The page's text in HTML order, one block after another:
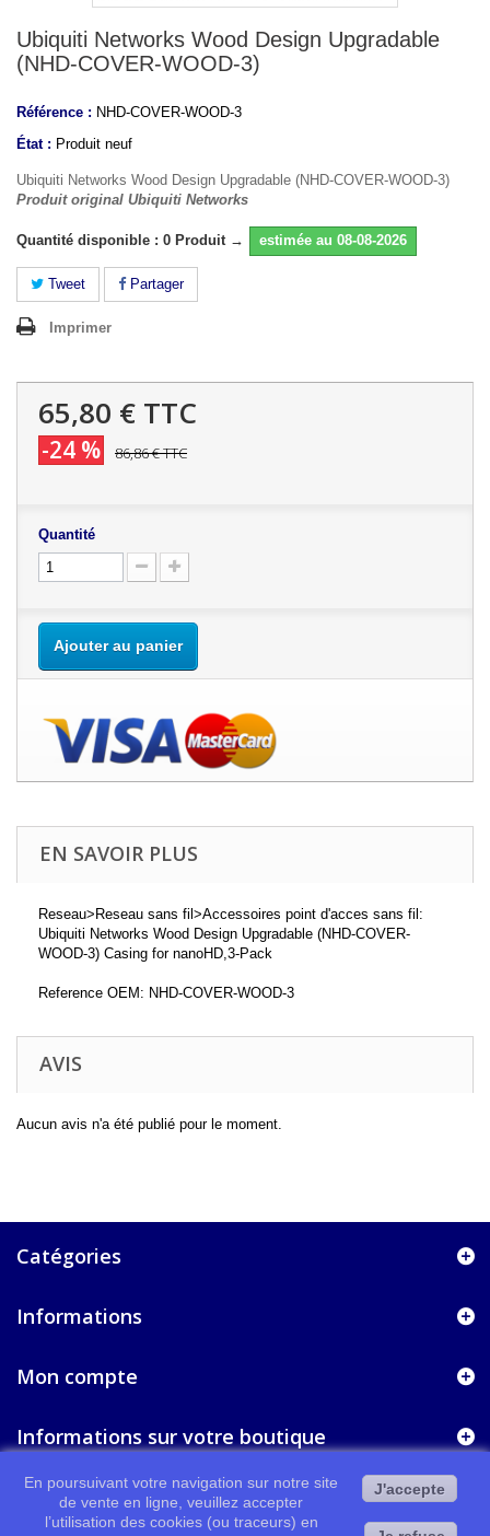
Ubiquiti Networks Wood Design Upgradable
(NHD-COVER-WOOD-3)
Référence : NHD-COVER-WOOD-3
État : Produit neuf
Ubiquiti Networks Wood Design Upgradable (NHD-COVER-WOOD-3)
Produit original Ubiquiti Networks
Quantité disponible : 0 Produit → estimée au 08-08-2026
Tweet Partager
Imprimer
65,80 € TTC
-24 % 86,86 €TTC
Quantité
Ajouter au panier
EN SAVOIR PLUS
Reseau>Reseau sans fil>Accessoires point d'acces sans fil:
Ubiquiti Networks Wood Design Upgradable (NHD-COVER-
WOOD-3) Casing for nanoHD,3-Pack
Reference OEM: NHD-COVER-WOOD-3
AVIS
Aucun avis n'a été publié pour le moment.
Catégories
Informations
Mon compte
Informations sur votre boutique
En poursuivant votre navigation sur notre site
de vente en ligne, veuillez accepter
l’utilisation des cookies (ou traceurs) en
J'accepte